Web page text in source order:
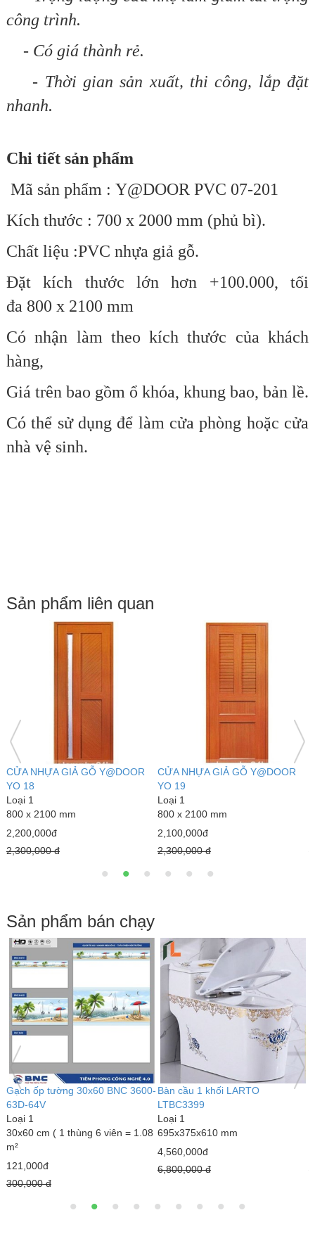
công trình.
- Có giá thành rẻ.
- Thời gian sản xuất, thi công, lắp đặt
nhanh.
Chi tiết sản phẩm
Mã sản phẩm : Y@DOOR PVC 07-201
Kích thước : 700 x 2000 mm (phủ bì).
Chất liệu :PVC nhựa giả gỗ.
Đặt kích thước lớn hơn +100.000,tối
đa 800 x 2100 mm
Có nhận làm theo kích thước của khách
hàng,
Giá trên bao gồm ổ khóa, khung bao, bản lề.
Có thể sử dụng để làm cửa phòng hoặc cửa
nhà vệ sinh.
Sản phẩm liên quan
CỬA NHỰA GIẢ GỖ Y@DOOR
YO 39
Loại 1
800 x 2100 mm
2,100,000đ
2,300,000 đ
CỬA NHỰA GIẢ GỖ Y@DOOR
YO 40
Loại 1
800 x 2100 mm
2,100,000đ
2,300,000 đ
Sản phẩm bán chạy
Bàn cầu 1 khối kim cương
LARTO LTBC3339
Loại 1
690 x 375 x 820 mm
3,000,000đ
4,300,000 đ
Bàn cầu 1 khối LARTO
LTBC3389
Loại 1
770 x 500 x 680 mm
5,020,000đ
7,890,000 đ